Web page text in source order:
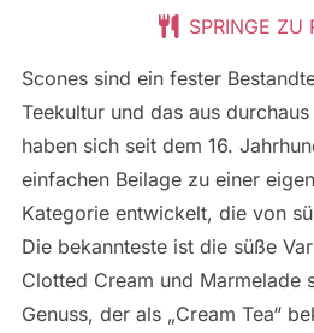
SPRINGE ZU
Scones sind ein fester
Teekultur und das aus
haben sich seit dem 16.
einfachen Beilage zu einer
Kategorie entwickelt, die von
Die bekannteste ist die süße
Clotted Cream und Marmelade
Genuss, der als „Cream Tea“